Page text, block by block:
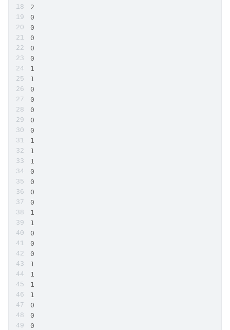
2
0
0
0
0
0
1
1
0
0
0
0
0
1
1
1
0
0
0
0
1
1
0
0
0
1
1
1
1
0
0
0